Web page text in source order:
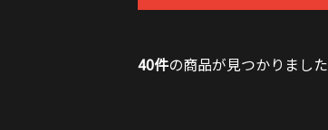
40件の商品が見つかりました